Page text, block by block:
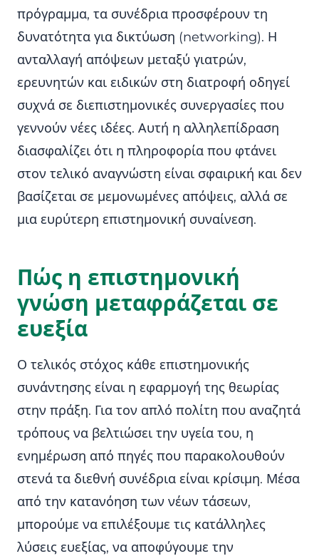
πρόγραμμα, τα συνέδρια προσφέρουν τη
δυνατότητα για δικτύωση (networking). Η
ανταλλαγή απόψεων μεταξύ γιατρών,
ερευνητών και ειδικών στη διατροφή οδηγεί
συχνά σε διεπιστημονικές συνεργασίες που
γεννούν νέες ιδέες. Αυτή η αλληλεπίδραση
διασφαλίζει ότι η πληροφορία που φτάνει
στον τελικό αναγνώστη είναι σφαιρική και δεν
βασίζεται σε μεμονωμένες απόψεις, αλλά σε
μια ευρύτερη επιστημονική συναίνεση.
Πώς η επιστημονική
γνώση μεταφράζεται σε
ευεξία
Ο τελικός στόχος κάθε επιστημονικής
συνάντησης είναι η εφαρμογή της θεωρίας
στην πράξη. Για τον απλό πολίτη που αναζητά
τρόπους να βελτιώσει την υγεία του, η
ενημέρωση από πηγές που παρακολουθούν
στενά τα διεθνή συνέδρια είναι κρίσιμη. Μέσα
από την κατανόηση των νέων τάσεων,
μπορούμε να επιλέξουμε τις κατάλληλες
λύσεις ευεξίας, να αποφύγουμε την